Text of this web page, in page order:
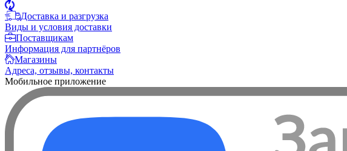
Доставка и разгрузка
Виды и условия доставки
Поставщикам
Информация для партнёров
Магазины
Адреса, отзывы, контакты
Мобильное приложение